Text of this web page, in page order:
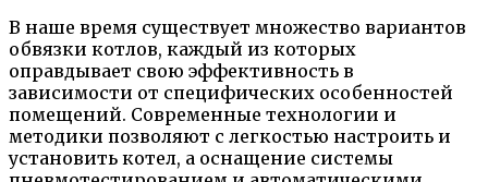
В наше время существует множество вариантов
обвязки котлов, каждый из которых
оправдывает свою эффективность в
зависимости от специфических особенностей
помещений. Современные технологии и
методики позволяют с легкостью настроить и
установить котел, а оснащение системы